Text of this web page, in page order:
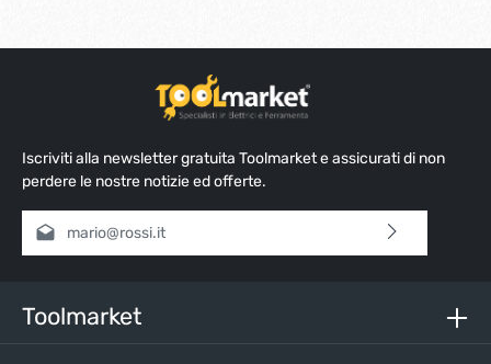
Iscriviti alla newsletter gratuita Toolmarket e assicurati di non
perdere le nostre notizie ed offerte.
Indirizzo e-mail*
nostri termini e condizioni generali
Inserisci i caratteri sopra*
Toolmarket